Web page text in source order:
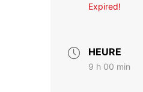
Expired!
HEURE
9 h 00 min